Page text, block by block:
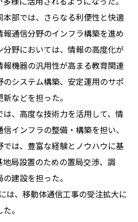
部では、さらなる利便性と快適
通信分野のインフラ構築を進め
野においては、情報の高度化が
機器の汎用性が高まる教育関連
システム構築、安定運用のサポ
などを担った。
、高度な技術力を活用して、情
インフラの整備・構築を担い、
では、豊富な経験とノウハウに基
局設置のための置局交渉、調
建設を担った。
は、移動体通信工事の受注拡大に
。